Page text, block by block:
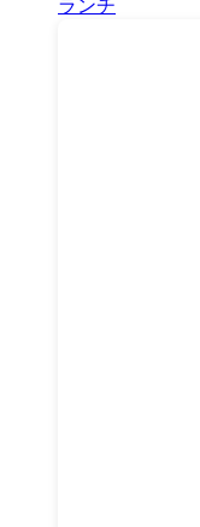
ランチ